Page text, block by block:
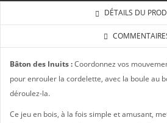
DÉTAILS DU
Bâton des Inuits :Coordonnez vos
pour enrouler la cordelette, avec la boule au
déroulez-la.
Ce jeu en bois, à la fois simple et amusant,